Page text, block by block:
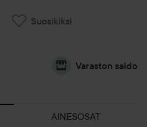
Suosikiksi
Varaston saldo
AINESOSAT